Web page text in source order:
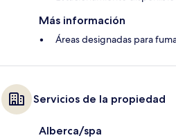
Más información
Áreas designadas para
Servicios de la propiedad
Alberca/spa